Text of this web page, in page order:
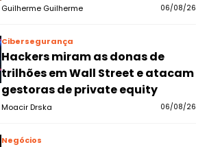
Guilherme Guilherme 06/08/26
Cibersegurança
Hackers miram as donas de
trilhões em Wall Street e atacam
gestoras de private equity
Moacir Drska 06/08/26
Negócios